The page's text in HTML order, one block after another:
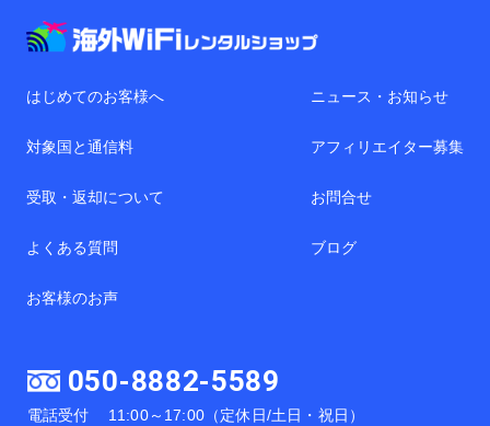
はじめてのお客様へ
対象国と通信料
受取・返却について
よくある質問
お客様のお声
ニュース・お知らせ
アフィリエイター募集
お問合せ
ブログ
050-8882-5589
電話受付
11:00～17:00（定休日/土日・祝日）